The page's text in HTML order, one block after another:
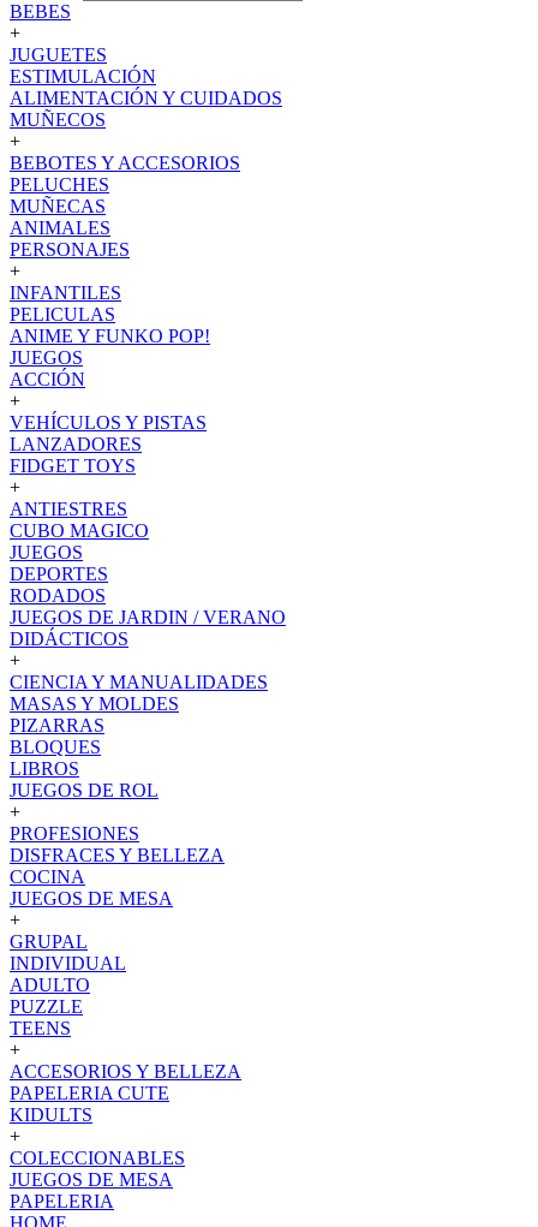
BEBES
+
JUGUETES
ESTIMULACIÓN
ALIMENTACIÓN Y CUIDADOS
MUÑECOS
+
BEBOTES Y ACCESORIOS
PELUCHES
MUÑECAS
ANIMALES
PERSONAJES
+
INFANTILES
PELICULAS
ANIME Y FUNKO POP!
JUEGOS
ACCIÓN
+
VEHÍCULOS Y PISTAS
LANZADORES
FIDGET TOYS
+
ANTIESTRES
CUBO MAGICO
JUEGOS
DEPORTES
RODADOS
JUEGOS DE JARDIN / VERANO
DIDÁCTICOS
+
CIENCIA Y MANUALIDADES
MASAS Y MOLDES
PIZARRAS
BLOQUES
LIBROS
JUEGOS DE ROL
+
PROFESIONES
DISFRACES Y BELLEZA
COCINA
JUEGOS DE MESA
+
GRUPAL
INDIVIDUAL
ADULTO
PUZZLE
TEENS
+
ACCESORIOS Y BELLEZA
PAPELERIA CUTE
KIDULTS
+
COLECCIONABLES
JUEGOS DE MESA
PAPELERIA
HOME